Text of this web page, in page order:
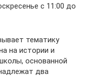
с 11:00 до
тематику
на истории и
основанной
два